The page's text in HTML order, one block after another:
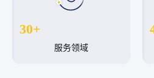
30+
服务领域